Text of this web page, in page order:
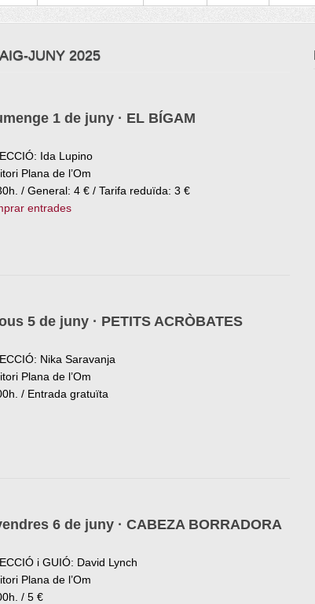
JUNY 2025
1 de juny · EL BÍGAM
Ida Lupino
Plana de l’Om
/ General: 4 € / Tarifa reduïda: 3 €
entrades
5 de juny · PETITS ACRÒBATES
Nika Saravanja
Plana de l’Om
/ Entrada gratuïta
6 de juny · CABEZA BORRADORA
i GUIÓ: David Lynch
Plana de l’Om
/ 5 €